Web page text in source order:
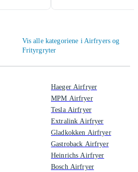
Vis alle kategoriene i Airfryers og
Frityrgryter
Haeger Airfryer
MPM Airfryer
Tesla Airfryer
Extralink Airfryer
Gladkokken Airfryer
Gastroback Airfryer
Heinrichs Airfryer
Bosch Airfryer